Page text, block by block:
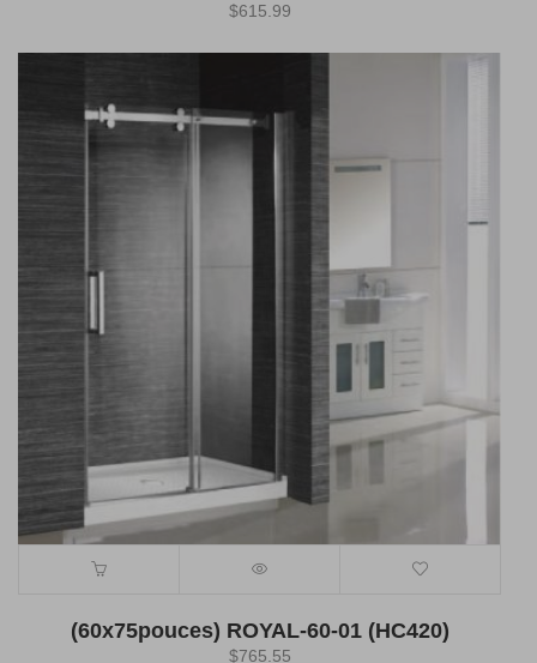
$615.99
(60x75pouces) ROYAL-60-01 (HC420)
$765.55